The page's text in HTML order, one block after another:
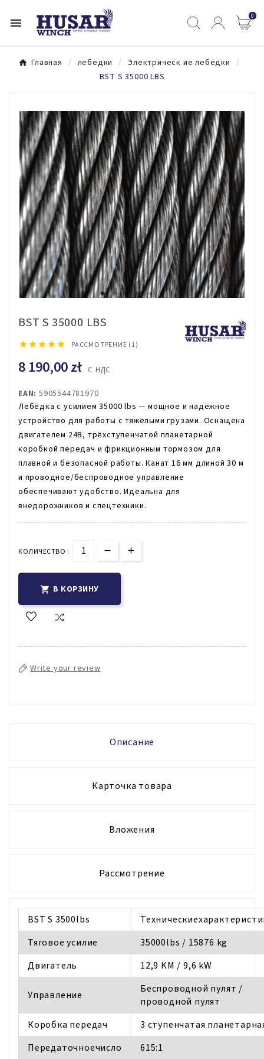
 0
Главная лебедки
Электрическ ие лебедки
BST S 35000 LBS
BST S 35000 LBS
     РАССМОТРЕНИЕ (1)
8 190,00 zł С НДС
EAN: 5905544781970
Лебёдка с усилием 35000 lbs — мощное и надёжное
устройство для работы с тяжёлыми грузами. Оснащена
двигателем 24В, трёхступенчатой планетарной
коробкой передач и фрикционным тормозом для
плавной и безопасной работы. Канат 16 мм длиной 30 м
и проводное/беспроводное управление
обеспечивают удобство. Идеальна для
внедорожников и спецтехники.
КОЛИЧЕСТВО :
 В КОРЗИНУ
Write your review
Описание
Карточка товара
Вложения
Рассмотрение
BST S 3500lbs
Тяговое усилие
35000lbs / 15876 kg
Двигатель
12,9 KM / 9,6 kW
Управление
Беспроводной пулят /
проводной пулят
Коробка передач
3 ступенчатая
Передаточноечисло
615:1